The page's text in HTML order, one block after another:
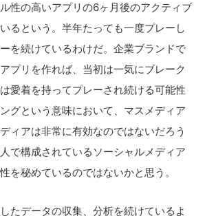
性の高いアプリの6ヶ月後のアクティブ
るという。半年たっても一度プレーし
を続けているわけだ。企業ブランドで
プリを作れば、当初は一気にブレーク
愛着を持ってプレーされ続ける可能性
グという意味において、マスメディア
ィアは非常に有効なのではないだろう
で構成されているソーシャルメディア
を秘めているのではないかと思う。
たデータの収集、分析を続けているよ